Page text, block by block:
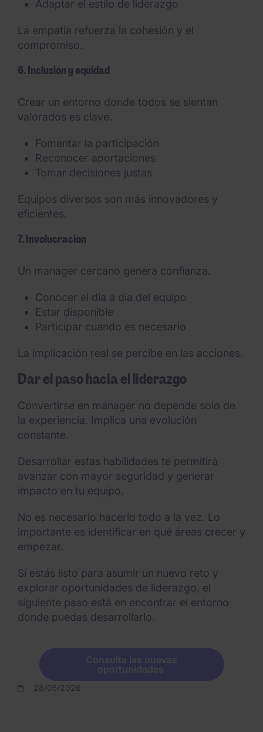
Adaptar el estilo de liderazgo
La empatía refuerza la cohesión y el
compromiso.
6. Inclusión y equidad
Crear un entorno donde todos se sientan
valorados es clave.
Fomentar la participación
Reconocer aportaciones
Tomar decisiones justas
Equipos diversos son más innovadores y
eficientes.
7. Involucración
Un manager cercano genera confianza.
Conocer el día a día del equipo
Estar disponible
Participar cuando es necesario
La implicación real se percibe en las acciones.
Dar el paso hacia el liderazgo
Convertirse en manager no depende solo de
la experiencia. Implica una evolución
constante.
Desarrollar estas habilidades te permitirá
avanzar con mayor seguridad y generar
impacto en tu equipo.
No es necesario hacerlo todo a la vez. Lo
importante es identificar en qué áreas crecer y
empezar.
Si estás listo para asumir un nuevo reto y
explorar oportunidades de liderazgo, el
siguiente paso está en encontrar el entorno
donde puedas desarrollarlo.
Consulta las nuevas
oportunidades
28/05/2026